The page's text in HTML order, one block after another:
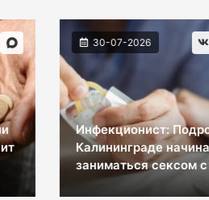
Инфекционист: Подростки в
Калининграде начинают
заниматься сексом с 15 лет